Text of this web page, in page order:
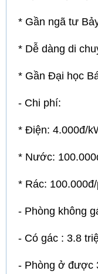
* Gần ngã tư
* Dễ dàng di
* Gần Đại học
- Chi phí:
* Điện: 4.000đ/
* Nước:
* Rác:
- Phòng không
- Có gác : 3.8
- Phòng ở được